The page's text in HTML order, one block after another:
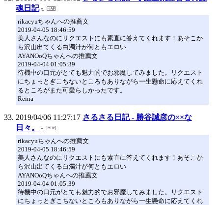
魂日記
rikacyuちゃんへの推薦文
2019-04-05 18:46:59
美人さんなのにリクエストにも素直に答えてくれます！あそこか
ら沢山出てくる白濁汁が何ともエロい
AYANOoQちゃんへの推薦文
2019-04-04 01:05:39
待機中の口元がとても魅力的でお邪魔してみました。リクエスト
にちょっとぎこちないところもありながら一生懸命に応えてくれ
るところがまた可愛らしかったです。
Reina
2019/04/06 11:27:17 さるさる日記 - 勝谷誠彦の××な
日々。
rikacyuちゃんへの推薦文
2019-04-05 18:46:59
美人さんなのにリクエストにも素直に答えてくれます！あそこか
ら沢山出てくる白濁汁が何ともエロい
AYANOoQちゃんへの推薦文
2019-04-04 01:05:39
待機中の口元がとても魅力的でお邪魔してみました。リクエスト
にちょっとぎこちないところもありながら一生懸命に応えてくれ